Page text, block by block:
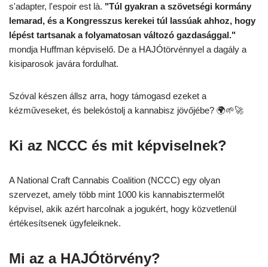
s'adapter, l'espoir est là. "Túl gyakran a szövetségi kormány
lemarad, és a Kongresszus kerekei túl lassúak ahhoz, hogy
lépést tartsanak a folyamatosan változó gazdasággal."
mondja Huffman képviselő. De a HAJÓtörvénnyel a dagály a
kisiparosok javára fordulhat.
Szóval készen állsz arra, hogy támogasd ezeket a
kézműveseket, és belekóstolj a kannabisz jövőjébe? 🌍🌱🚀
Ki az NCCC és mit képviselnek?
A National Craft Cannabis Coalition (NCCC) egy olyan
szervezet, amely több mint 1000 kis kannabisztermelőt
képvisel, akik azért harcolnak a jogukért, hogy közvetlenül
értékesítsenek ügyfeleiknek.
Mi az a HAJÓtörvény?